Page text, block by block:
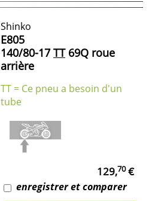
Shinko
E805
140/80-17 TT69Q roue
arrière
TT = Ce pneu a besoin d'un
tube
129,70€
enregistrer et comparer